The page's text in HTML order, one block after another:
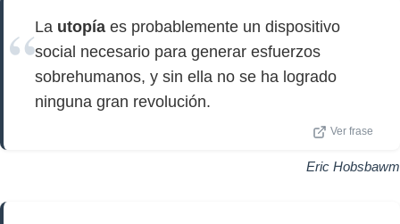
La utopía es probablemente un dispositivo
social necesario para generar esfuerzos
sobrehumanos, y sin ella no se ha logrado
ninguna gran revolución.
Ver frase
Eric Hobsbawm